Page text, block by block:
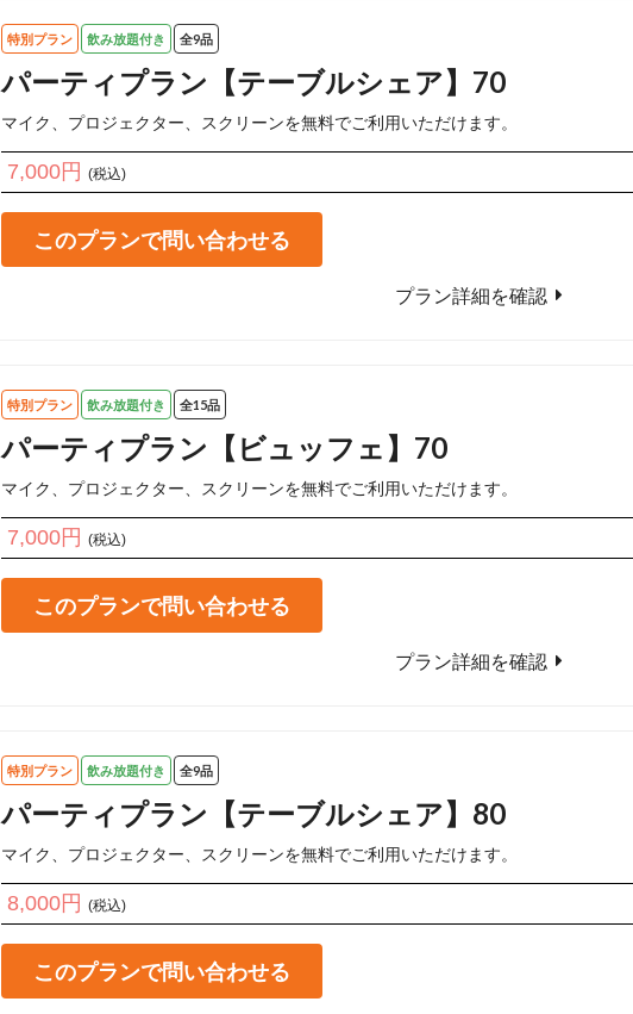
特別プラン 飲み放題付き 全9品
パーティプラン【テーブルシェア】70
マイク、プロジェクター、スクリーンを無料でご利用いただけます。
7,000円 (税込)
このプランで問い合わせる
プラン詳細を確認
特別プラン 飲み放題付き 全15品
パーティプラン【ビュッフェ】70
マイク、プロジェクター、スクリーンを無料でご利用いただけます。
7,000円 (税込)
このプランで問い合わせる
プラン詳細を確認
特別プラン 飲み放題付き 全9品
パーティプラン【テーブルシェア】80
マイク、プロジェクター、スクリーンを無料でご利用いただけます。
8,000円 (税込)
このプランで問い合わせる